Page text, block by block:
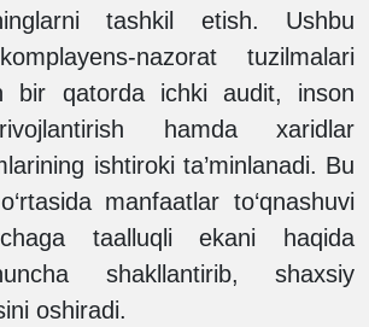
tashkil etish. Ushbu
nazorat tuzilmalari
bir qatorda ichki audit, inson
hamda xaridlar
ishtiroki ta’minlanadi. Bu
manfaatlar to‘qnashuvi
taalluqli ekani haqida
shakllantirib, shaxsiy
oshiradi.